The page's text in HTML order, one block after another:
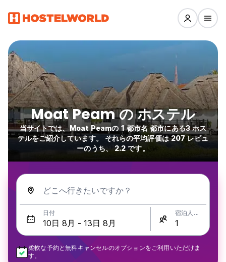
Moat Peam の ホステル
当サイトでは、Moat Peamの 1 都市名 都市にある3 ホス
テルをご紹介しています。 それらの平均評価は 207 レビュ
ーのうち、 2.2 です。
どこへ行きたいですか？
日付 宿泊人数
柔軟な予約と無料キャンセルのオプションをご利用いただけま
す。